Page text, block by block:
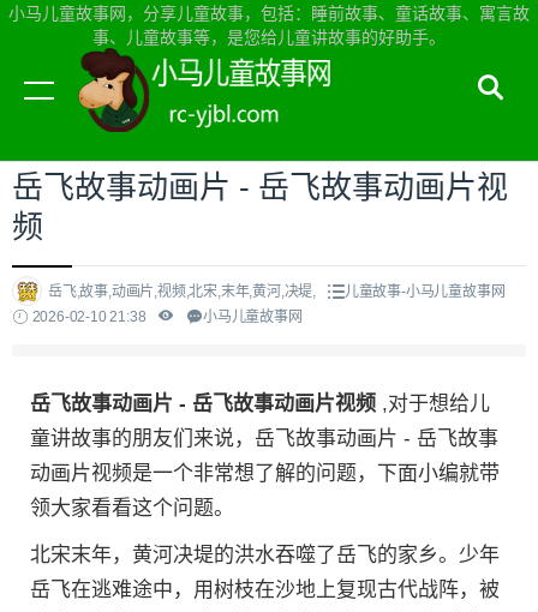
小马儿童故事网，分享儿童故事，包括：睡前故事、童话故事、寓言故
事、儿童故事等，是您给儿童讲故事的好助手。
当前位置：小马儿童故事网首页>儿童故事
岳飞故事动画片 - 岳飞故事动画片视
频
岳飞,故事,动画片,视频,北宋,末年,黄河,决堤,
儿童故事-小马儿童故事网
2026-02-10 21:38
小马儿童故事网
岳飞故事动画片 - 岳飞故事动画片视频 ,对于想给儿
童讲故事的朋友们来说，岳飞故事动画片 - 岳飞故事
动画片视频是一个非常想了解的问题，下面小编就带
领大家看看这个问题。
北宋末年，黄河决堤的洪水吞噬了岳飞的家乡。少年
岳飞在逃难途中，用树枝在沙地上复现古代战阵，被